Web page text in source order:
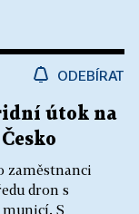
ODEBÍRAT
útok na
zaměstnanci
dron s
S